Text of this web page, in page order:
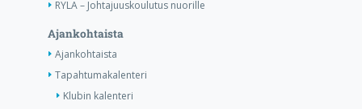
RYLA – Johtajuuskoulutus nuorille
Ajankohtaista
Ajankohtaista
Tapahtumakalenteri
Klubin kalenteri